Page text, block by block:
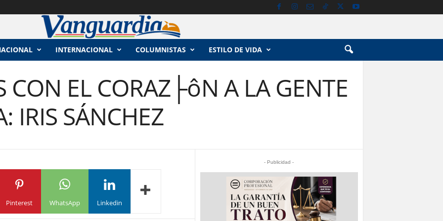
INTERNACIONAL COLUMNISTAS ESTILO DE VIDA
CON EL CORAZ├ôN A LA GENTE
IRIS SÁNCHEZ
Pinterest WhatsApp Linkedin
- Publicidad -